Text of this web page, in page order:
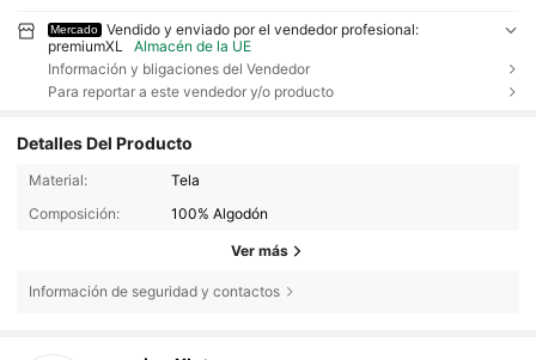
Mercado
Vendido y enviado por el vendedor profesional:
premiumXL
Almacén de la UE
Información y bligaciones del Vendedor
Para reportar a este vendedor y/o producto
Detalles Del Producto
Material:
Tela
Composición:
100% Algodón
Ver más
Información de seguridad y contactos